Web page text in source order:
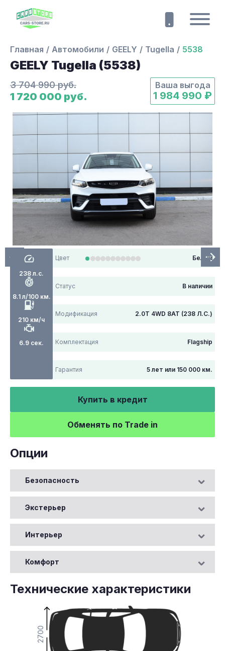
Главная Автомобили GEELY Tugella 5538
GEELY Tugella (5538)
3 704 990 руб.
1 720 000 руб.
Ваша выгода
1 984 990 ₽
238 л.с.
8.1 л/100 км.
210 км/ч
6.9 сек.
Цвет Белый
Статус В наличии
Модификация 2.0T 4WD 8AT (238 Л.С.)
Комплектация Flagship
Гарантия 5 лет или 150 000 км.
Купить в кредит
Обменять по Trade in
Опции
Безопасность
Экстерьер
Интерьер
Комфорт
Технические характеристики
2700